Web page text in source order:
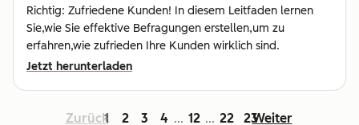
Richtig: Zufriedene Kunden! In diesem Leitfaden lernen
Sie,wie Sie effektive Befragungen erstellen,um zu
erfahren,wie zufrieden Ihre Kunden wirklich sind.
Jetzt herunterladen
Zurück
1 2 3 4 ... 12 ... 22 23Weiter